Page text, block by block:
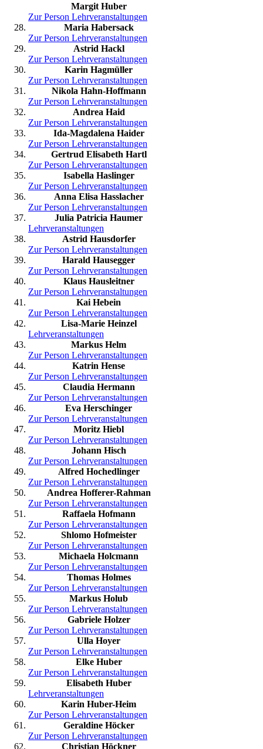
Margit Huber
Zur Person Lehrveranstaltungen
Maria Habersack
Zur Person Lehrveranstaltungen
Astrid Hackl
Zur Person Lehrveranstaltungen
Karin Hagmüller
Zur Person Lehrveranstaltungen
Nikola Hahn-Hoffmann
Zur Person Lehrveranstaltungen
Andrea Haid
Zur Person Lehrveranstaltungen
Ida-Magdalena Haider
Zur Person Lehrveranstaltungen
Gertrud Elisabeth Hartl
Zur Person Lehrveranstaltungen
Isabella Haslinger
Zur Person Lehrveranstaltungen
Anna Elisa Hasslacher
Zur Person Lehrveranstaltungen
Julia Patricia Haumer
Lehrveranstaltungen
Astrid Hausdorfer
Zur Person Lehrveranstaltungen
Harald Hausegger
Zur Person Lehrveranstaltungen
Klaus Hausleitner
Zur Person Lehrveranstaltungen
Kai Hebein
Zur Person Lehrveranstaltungen
Lisa-Marie Heinzel
Lehrveranstaltungen
Markus Helm
Zur Person Lehrveranstaltungen
Katrin Hense
Zur Person Lehrveranstaltungen
Claudia Hermann
Zur Person Lehrveranstaltungen
Eva Herschinger
Zur Person Lehrveranstaltungen
Moritz Hiebl
Zur Person Lehrveranstaltungen
Johann Hisch
Zur Person Lehrveranstaltungen
Alfred Hochedlinger
Zur Person Lehrveranstaltungen
Andrea Hofferer-Rahman
Zur Person Lehrveranstaltungen
Raffaela Hofmann
Zur Person Lehrveranstaltungen
Shlomo Hofmeister
Zur Person Lehrveranstaltungen
Michaela Holcmann
Zur Person Lehrveranstaltungen
Thomas Holmes
Zur Person Lehrveranstaltungen
Markus Holub
Zur Person Lehrveranstaltungen
Gabriele Holzer
Zur Person Lehrveranstaltungen
Ulla Hoyer
Zur Person Lehrveranstaltungen
Elke Huber
Zur Person Lehrveranstaltungen
Elisabeth Huber
Lehrveranstaltungen
Karin Huber-Heim
Zur Person Lehrveranstaltungen
Geraldine Höcker
Zur Person Lehrveranstaltungen
Christian Höckner